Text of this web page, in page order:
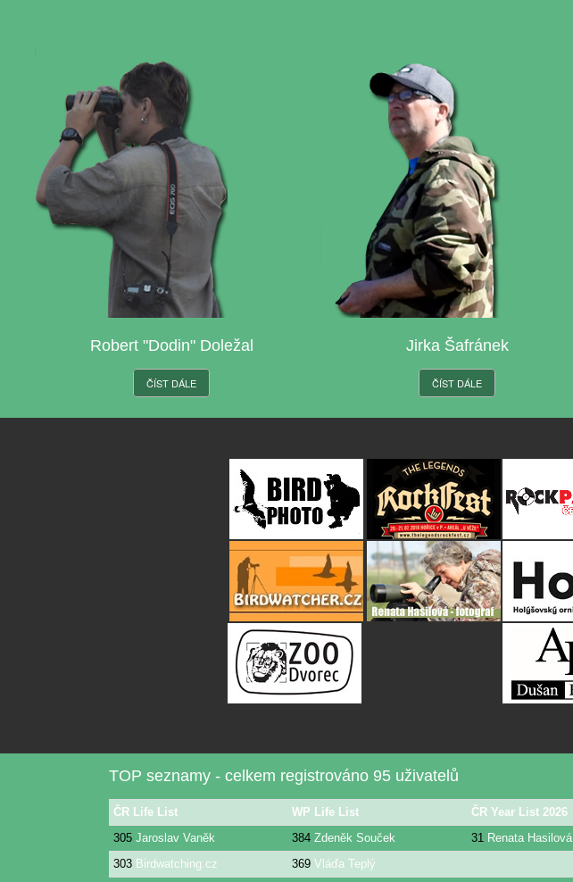
Robert "Dodin" Doležal
ČÍST DÁLE
Jirka Šafránek
ČÍST DÁLE
TOP seznamy - celkem registrováno 95 uživatelů
ČR Life List WP Life List ČR Year List 2026
305 Jaroslav Vaněk 384 Zdeněk Souček 31 Renata Hasilová
303 Birdwatching.cz 369 Vláďa Teplý